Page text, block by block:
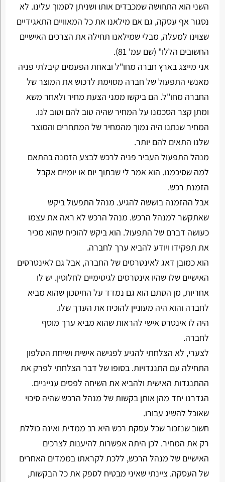
השני הוא התחושה שמכבדים אותו ושניתן לסמוך עלינו. לא
נסגור אף עסקה, גם אם מילאנו את כל המאוויים התאגידיים
שצוינו למעלה, מבלי שמילאנו תחילה את הצרכים האישיים
החשובים הללו" (שם עמ' 81).
אני מייצג בארץ חברה מחו"ל ובאחת הפעמים קיבלתי פניה
מאנשי התפעול של חברה מסוימת לרכוש את המוצר של
החברה מחו"ל. הם ביקשו ממני הצעת מחיר ולאחר משא
ומתן קצר הסכמנו על המחיר שהיה טוב להם וטוב לנו.
המחיר שנתנו היה נמוך מהמחיר של המתחרים והמוצר
שלנו התאים להם יותר.
מנהל התפעול העביר פניה לרכש לבצע הזמנה בהתאם
למה שסיכמנו. הוא אמר לי שבתוך יום או יומיים אקבל
הזמנת רכש.
אבל ההזמנה בוששה להגיע. מנהל התפעול ביקש
שאתקשר למנהל הרכש. מנהל הרכש לא ראה את עצמו
כעושה דברם של התפעול. הוא ביקש להוכיח שהוא מכיר
את תפקידו ויודע להביא ערך לחברה.
הוא כמובן דאג לאינטרסים של החברה, אבל גם לאינטרסים
האישיים שלו שהיו אינטרסים לגיטימיים לחלוטין. יש לו
אחריות, מן הסתם הוא גם נמדד על החיסכון שהוא מביא
לחברה והוא היה מעוניין להוכיח את הערך שלו.
היה לו אינטרס אישי להראות שהוא מביא ערך מוסף
לחברה.
לצערי, לא הצלחתי להגיע לפגישה אישית ושיחת הטלפון
התחילה עם התנגדויות. בסופו של דבר הצלחתי לפרק את
ההתנגדות האישית ולהביא את השיחה לפסים ענייניים.
הגדרנו יחד מהן אותן בקשות של מנהל הרכש שהיה סיכוי
שאוכל להשיג עבורו.
חשוב שנזכור שכל עסקת רכש היא רב ממדית ואינה כוללת
רק את המחיר. לכן היתה אפשרות להיענות לצרכים
האישיים של מנהל הרכש, ללכת לקראתו בממדים האחרים
של העסקה. ציינתי שאיני מבטיח לספק את כל הבקשות,